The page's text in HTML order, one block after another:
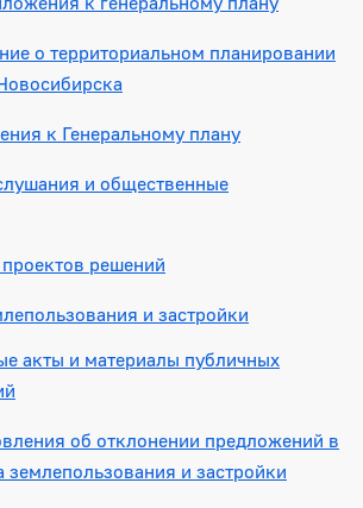
о территориальном планировании
к Генеральному плану
и общественные
решений
и застройки
акты и материалы публичных
об отклонении предложений в
землепользования и застройки